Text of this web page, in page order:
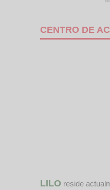
CENTRO DE
LILO reside